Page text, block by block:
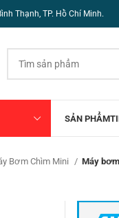
Thạnh, TP. Hồ Chí Minh.
SẢN PHẨM
Bơm Chìm Mini Máy